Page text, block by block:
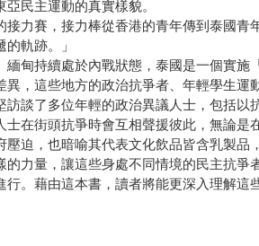
民主運動的真實樣貌。
接力賽，接力棒從香港的青年傳到泰國
軌跡。」
緬甸持續處於內戰狀態，泰國是一個實
，這些地方的政治抗爭者、年輕學生運
訪談了多位年輕的政治異議人士，包括
士在街頭抗爭時會互相聲援彼此，無論
迫，也暗喻其代表文化飲品皆含乳製品
的力量，讓這些身處不同情境的民主抗
行。藉由這本書，讀者將能更深入理解